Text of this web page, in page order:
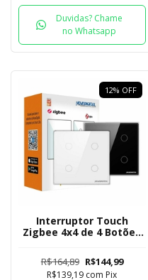
Duvidas? Chame
no Whatsapp
12% OFF
Interruptor Touch
Zigbee 4x4 de 4 Botões
R$164,89 R$144,99
R$139,19 com Pix